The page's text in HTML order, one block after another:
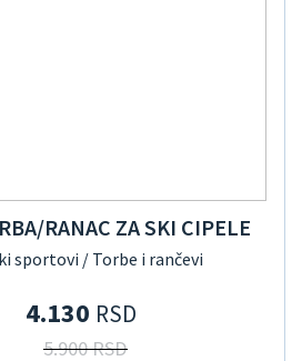
RANAC ZA SKI CIPELE
sportovi / Torbe i rančevi
4.130 RSD
5.900 RSD